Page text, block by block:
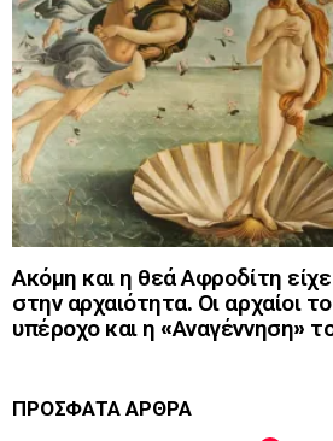
Ακόμη και η θεά Αφροδίτη
στην αρχαιότητα. Οι αρχαίοι
υπέροχο και η «Αναγέννηση»
ΠΡΟΣΦΑΤΑ ΑΡΘΡΑ